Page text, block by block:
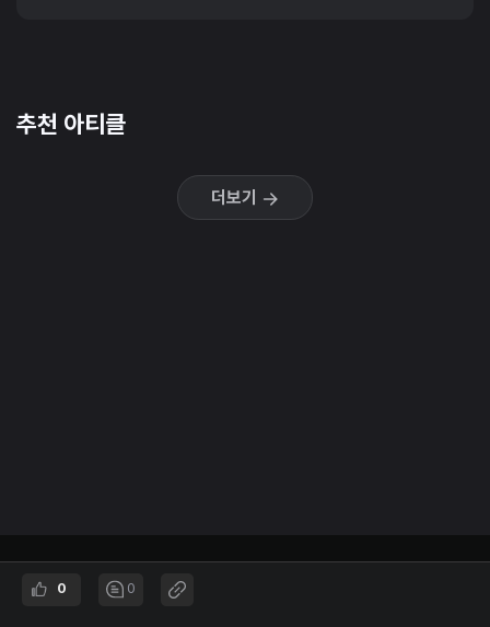
추천 아티클
더보기
0 0
EO STUDIO